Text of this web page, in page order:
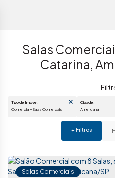
Salas
Catarina,
Comercial » Salas Comerciais Americana
Salas Comerciais